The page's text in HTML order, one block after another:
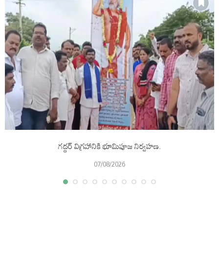
గద్దర్ విగ్రహానికి భూమిపూజ నిర్వహణ.
07/08/2026